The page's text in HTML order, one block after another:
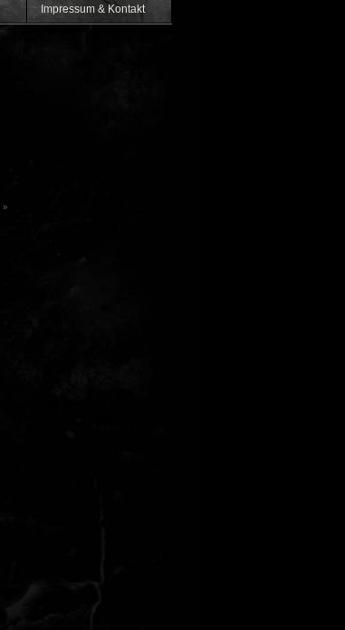
Impressum & Kontakt
»